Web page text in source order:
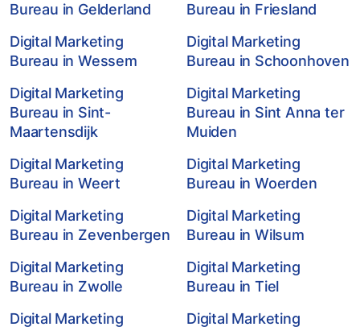
Bureau in Gelderland
Bureau in Friesland
Digital Marketing
Bureau in Wessem
Digital Marketing
Bureau in Schoonhoven
Digital Marketing
Bureau in Sint-
Maartensdijk
Digital Marketing
Bureau in Sint Anna ter
Muiden
Digital Marketing
Bureau in Weert
Digital Marketing
Bureau in Woerden
Digital Marketing
Bureau in Zevenbergen
Digital Marketing
Bureau in Wilsum
Digital Marketing
Bureau in Zwolle
Digital Marketing
Bureau in Tiel
Digital Marketing
Digital Marketing